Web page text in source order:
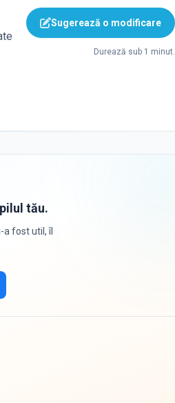
Sugerează o modificare
Durează sub 1 minut.
tău.
a fost util, îl